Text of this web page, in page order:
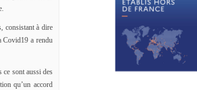
consistant à dire
Covid19 a rendu
ce sont aussi des
qu’un accord